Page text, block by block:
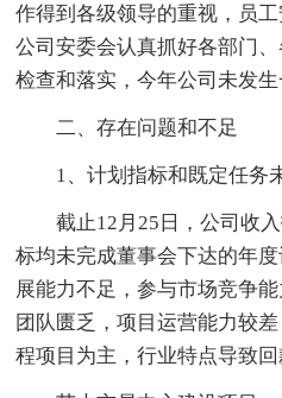
作得到各级领导的重视，员
公司安委会认真抓好各部门、
检查和落实，今年公司未发生
二、存在问题和不足
1、计划指标和既定任务
截止12月25日，公司收
标均未完成董事会下达的年
展能力不足，参与市场竞争
团队匮乏，项目运营能力较
程项目为主，行业特点导致回